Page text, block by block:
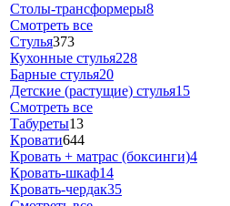
Столы-трансформеры8
Смотреть все
Стулья373
Кухонные стулья228
Барные стулья20
Детские (растущие) стулья15
Смотреть все
Табуреты13
Кровати644
Кровать + матрас (боксинги)4
Кровать-шкаф14
Кровать-чердак35